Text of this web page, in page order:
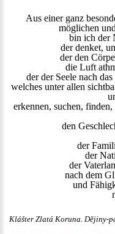
Aus einer ganz
möglichen
bin ich der
der denket,
der den
die Luft
der der Seele nach
welches unter allen
erkennen, suchen,
den
der
der
der
nach dem
und
Klášter Zlatá Koruna. Dějiny-